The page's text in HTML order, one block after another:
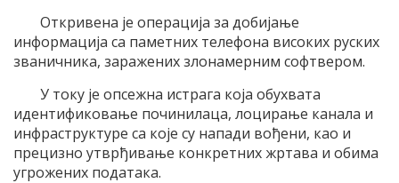
Откривена је операција за добијање
информација са паметних телефона високих руских
званичника, заражених злонамерним софтвером.
У току је опсежна истрага која обухвата
идентификовање починилаца, лоцирање канала и
инфраструктуре са које су напади вођени, као и
прецизно утврђивање конкретних жртава и обима
угрожених података.